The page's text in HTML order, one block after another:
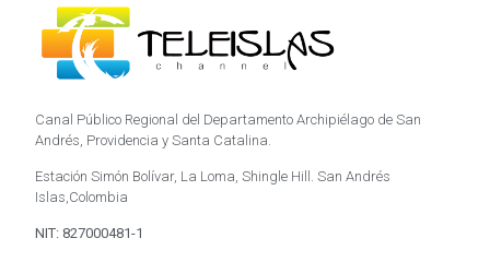
Canal Público Regional del Departamento Archipiélago de San
Andrés, Providencia y Santa Catalina.
Estación Simón Bolívar, La Loma, Shingle Hill. San Andrés
Islas,Colombia
NIT: 827000481-1